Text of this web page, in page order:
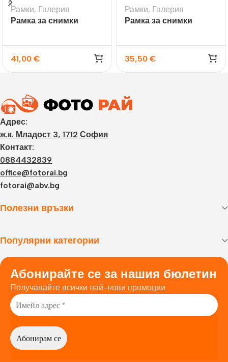
Рамки, Галерия
Рамка за снимки
41,00 €
Рамки, Галерия
Рамка за снимки
35,50 €
Адрес:
ж.к. Младост 3, 1712 София
Контакт:
0884432839
office@fotorai.bg
fotorai@abv.bg
Полезни връзки
Популярни категории
Абонирайте се за нашия бюлетин
Получавайте всички най-нови промоции.